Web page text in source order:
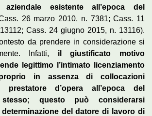
aziendale esistente all’epoca del
26 marzo 2010, n. 7381; Cass. 11
Cass. 24 giugno 2015, n. 13116).
da prendere in considerazione si
Infatti, il giustificato motivo
legittimo l’intimato licenziamento
in assenza di collocazioni
prestatore d’opera all’epoca del
stesso; questo può considerarsi
determinazione del datore di lavoro di